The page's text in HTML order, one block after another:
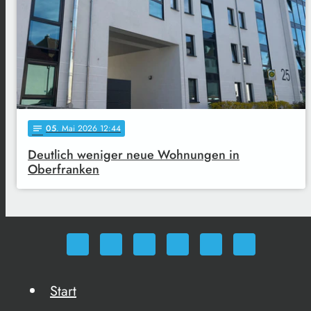
notes 05. Mai 2026 12:44
Deutlich weniger neue Wohnungen in
Oberfranken
Start